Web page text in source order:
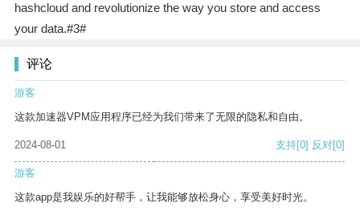
hashcloud and revolutionize the way you store and access
your data.#3#
评论
游客
这款加速器VPM应用程序已经为我们带来了无限的隐私和自由。
2024-08-01 支持[0] 反对[0]
游客
这款app是我娱乐的好帮手，让我能够放松身心，享受美好时光。